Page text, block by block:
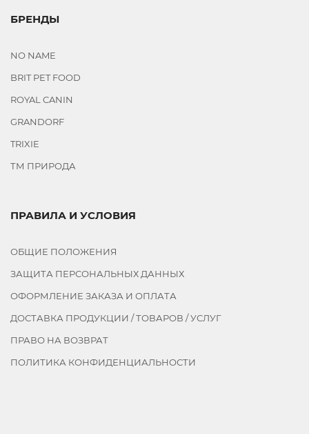
БРЕНДЫ
NO NAME
BRIT PET FOOD
ROYAL CANIN
GRANDORF
TRIXIE
ТМ ПРИРОДА
ПРАВИЛА И УСЛОВИЯ
ОБЩИЕ ПОЛОЖЕНИЯ
ЗАЩИТА ПЕРСОНАЛЬНЫХ ДАННЫХ
ОФОРМЛЕНИЕ ЗАКАЗА И ОПЛАТА
ДОСТАВКА ПРОДУКЦИИ / ТОВАРОВ / УСЛУГ
ПРАВО НА ВОЗВРАТ
ПОЛИТИКА КОНФИДЕНЦИАЛЬНОСТИ